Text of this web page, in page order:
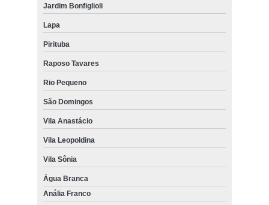
Jardim Bonfiglioli
Lapa
Pirituba
Raposo Tavares
Rio Pequeno
São Domingos
Vila Anastácio
Vila Leopoldina
Vila Sônia
Água Branca
Anália Franco